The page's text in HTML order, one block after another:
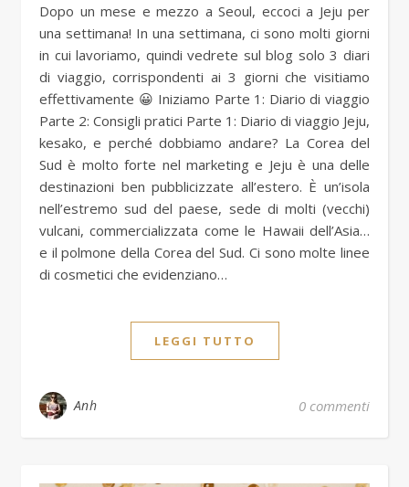
Dopo un mese e mezzo a Seoul, eccoci a Jeju per
una settimana! In una settimana, ci sono molti giorni
in cui lavoriamo, quindi vedrete sul blog solo 3 diari
di viaggio, corrispondenti ai 3 giorni che visitiamo
effettivamente 😀 Iniziamo Parte 1: Diario di viaggio
Parte 2: Consigli pratici Parte 1: Diario di viaggio Jeju,
kesako, e perché dobbiamo andare? La Corea del
Sud è molto forte nel marketing e Jeju è una delle
destinazioni ben pubblicizzate all’estero. È un’isola
nell’estremo sud del paese, sede di molti (vecchi)
vulcani, commercializzata come le Hawaii dell’Asia…
e il polmone della Corea del Sud. Ci sono molte linee
di cosmetici che evidenziano…
LEGGI TUTTO
Anh 0 commenti